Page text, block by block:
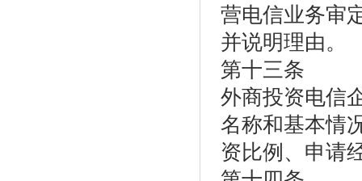
营电信业务审
并说明理由。
第十三条
外商投资电信
名称和基本情
资比例、申请